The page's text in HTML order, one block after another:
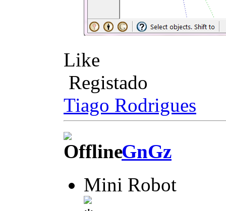
Like
Registado
Tiago Rodrigues
GnGz
Mini Robot